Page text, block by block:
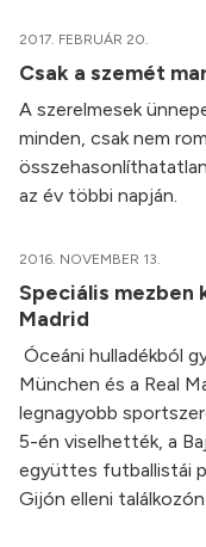
2017. FEBRUÁR 20.
Csak a szemét
A szerelmesek
minden, csak nem
az év többi napján.
2016. NOVEMBER 13.
Speciális mezben
Madrid
Óceáni hulladékból
München és a Real
legnagyobb
5-én viselhették, a
együttes futballistái
Gijón elleni